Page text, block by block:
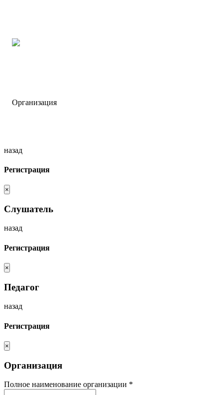
Организация
назад
Регистрация
×
Слушатель
назад
Регистрация
×
Педагог
назад
Регистрация
×
Организация
Полное наименование организации *